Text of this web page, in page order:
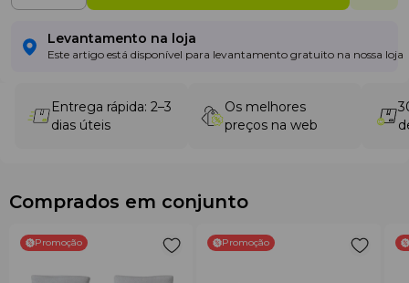
Levantamento na loja
Este artigo está disponível para levantamento gratuito na nossa loja
Entrega rápida: 2–3
dias úteis
Os melhores
preços na web
Comprados em conjunto
Promoção Promoção